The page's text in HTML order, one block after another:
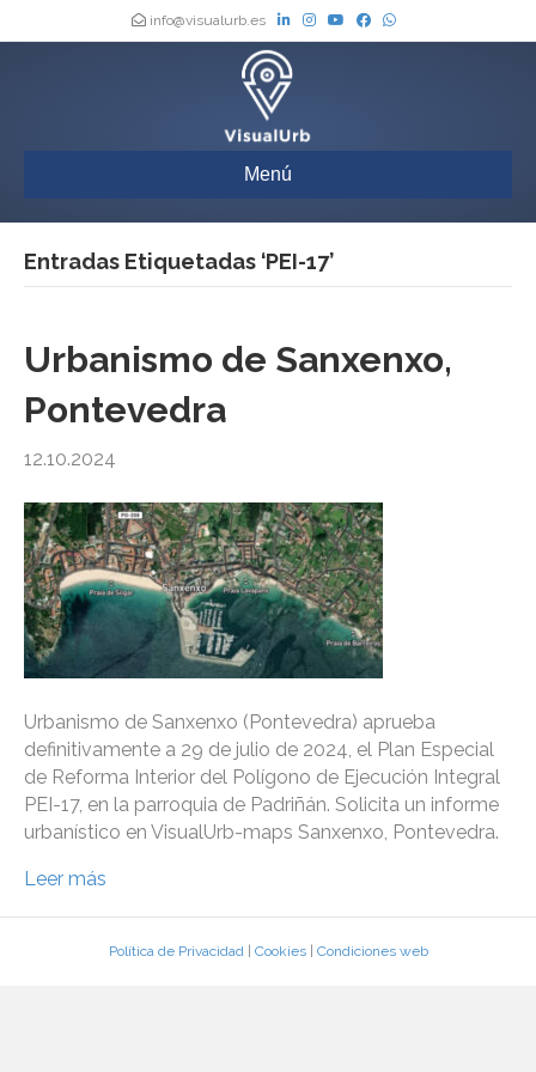
info@visualurb.es
Menú
Entradas Etiquetadas ‘PEI-17’
Urbanismo de Sanxenxo,
Pontevedra
12.10.2024
Urbanismo de Sanxenxo (Pontevedra) aprueba
definitivamente a 29 de julio de 2024, el Plan Especial
de Reforma Interior del Polígono de Ejecución Integral
PEI-17, en la parroquia de Padriñán. Solicita un informe
urbanístico en VisualUrb-maps Sanxenxo, Pontevedra.
Leer más
Política de Privacidad| Cookies| Condiciones web